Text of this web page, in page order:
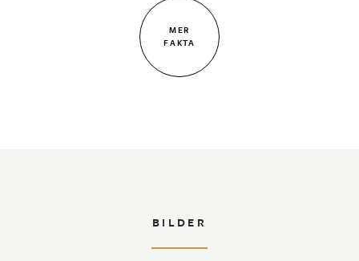
MER
FAKTA
BILDER